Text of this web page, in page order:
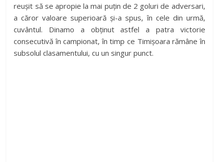
reușit să se apropie la mai puțin de 2 goluri de adversari,
a căror valoare superioară și-a spus, în cele din urmă,
cuvântul. Dinamo a obținut astfel a patra victorie
consecutivă în campionat, în timp ce Timișoara rămâne în
subsolul clasamentului, cu un singur punct.